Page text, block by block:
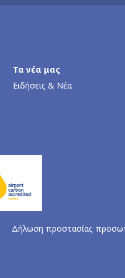
Τα νέα μας
Ειδήσεις & Νέα
Δήλωση προστασίας